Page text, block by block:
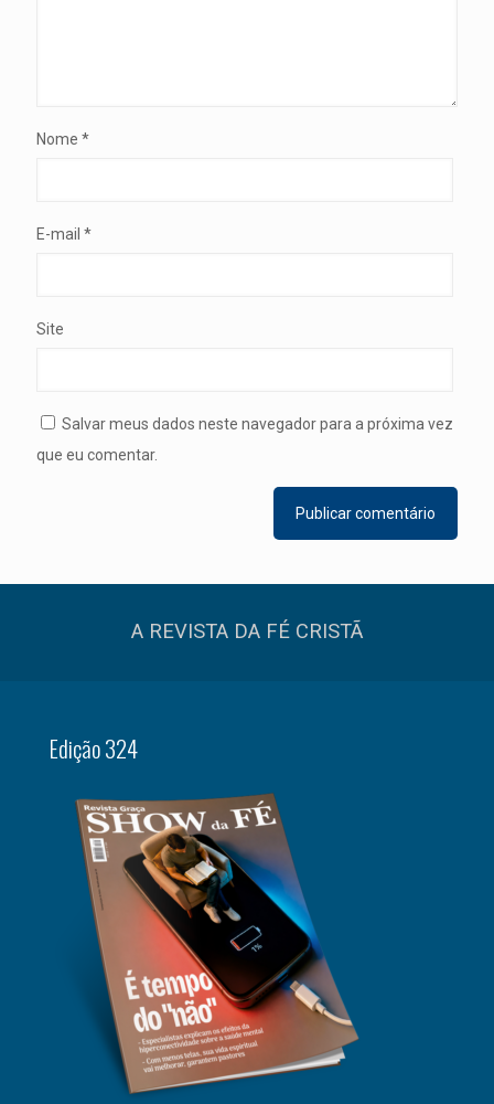
Nome *
E-mail *
Site
Salvar meus dados neste navegador para a próxima vez
que eu comentar.
A REVISTA DA FÉ CRISTÃ
Edição 324